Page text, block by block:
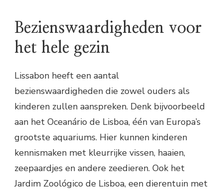
Bezienswaardigheden voor
het hele gezin
Lissabon heeft een aantal
bezienswaardigheden die zowel ouders als
kinderen zullen aanspreken. Denk bijvoorbeeld
aan het Oceanário de Lisboa, één van Europa’s
grootste aquariums. Hier kunnen kinderen
kennismaken met kleurrijke vissen, haaien,
zeepaardjes en andere zeedieren. Ook het
Jardim Zoológico de Lisboa, een dierentuin met